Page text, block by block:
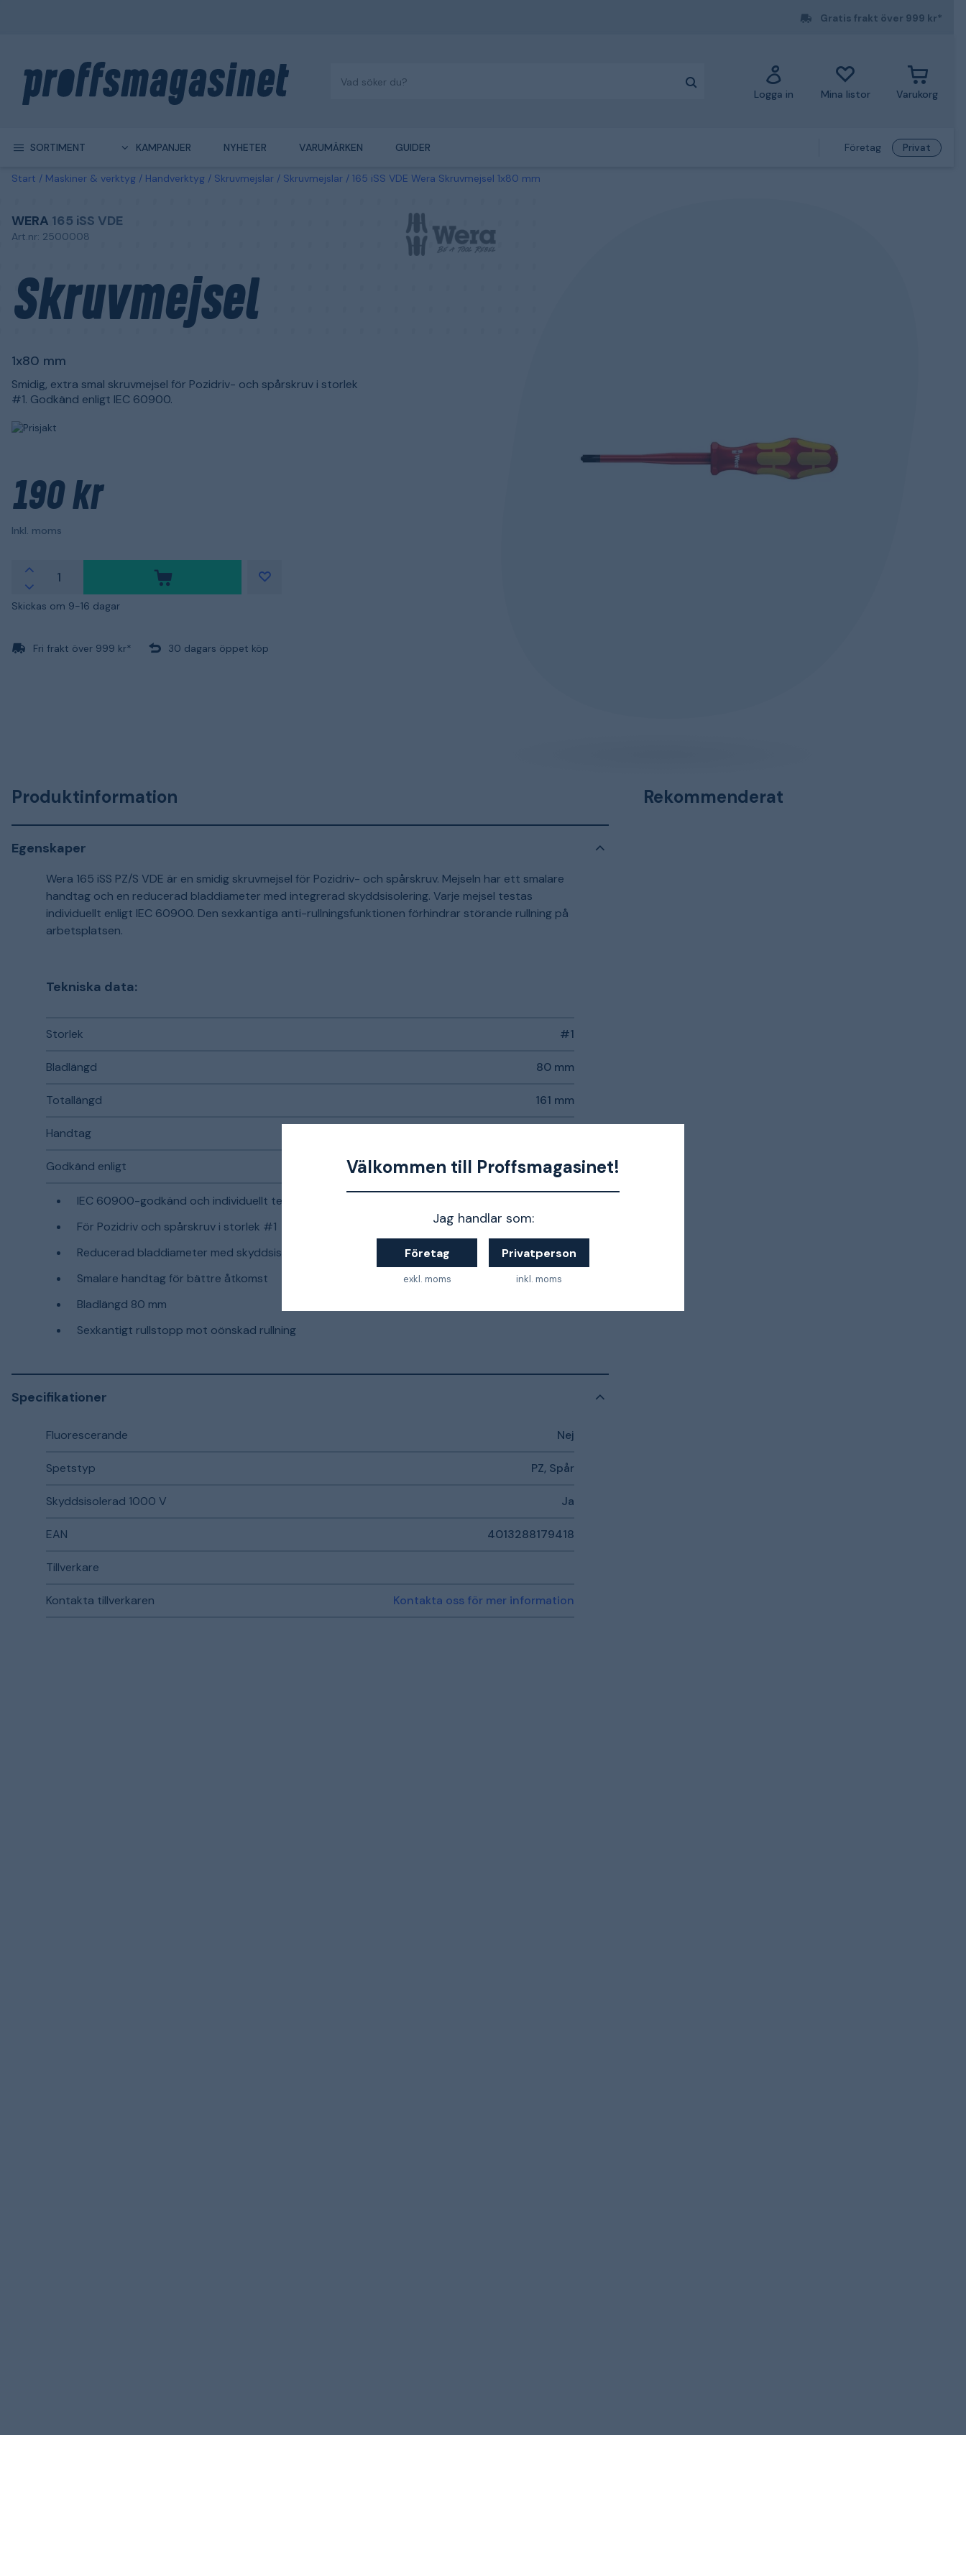
Välkommen till Proffsmagasinet!
Jag handlar som:
Företag
exkl. moms
Privatperson
inkl. moms
Gratis frakt över 999 kr*
Logga in Mina listor Varukorg
SORTIMENT KAMPANJER NYHETER VARUMÄRKEN GUIDER Företag Privat
Start Maskiner & verktyg Handverktyg Skruvmejslar Skruvmejslar 165 iSS VDE Wera Skruvmejsel 1x80 mm
WERA 165 iSS VDE
Art.nr: 2500008
Skruvmejsel
1x80 mm
Smidig, extra smal skruvmejsel för Pozidriv- och spårskruv i storlek
#1. Godkänd enligt IEC 60900.
190 kr
Inkl. moms
Skickas om 9-16 dagar
Fri frakt över 999 kr* 30 dagars öppet köp
Produktinformation
Egenskaper
Wera 165 iSS PZ/S VDE är en smidig skruvmejsel för Pozidriv- och spårskruv. Mejseln har ett smalare
handtag och en reducerad bladdiameter med integrerad skyddsisolering. Varje mejsel testas
individuellt enligt IEC 60900. Den sexkantiga anti-rullningsfunktionen förhindrar störande rullning på
arbetsplatsen.
Tekniska data:
Storlek #1
Bladlängd 80 mm
Totallängd 161 mm
Handtag
Godkänd enligt IEC 60900
IEC 60900-godkänd och individuellt testad
För Pozidriv och spårskruv i storlek #1
Reducerad bladdiameter med skyddsisolering
Smalare handtag för bättre åtkomst
Bladlängd 80 mm
Sexkantigt rullstopp mot oönskad rullning
Specifikationer
Fluorescerande Nej
Spetstyp PZ, Spår
Skyddsisolerad 1000 V Ja
EAN 4013288179418
Tillverkare
Kontakta tillverkaren Kontakta oss för mer information
Rekommenderat